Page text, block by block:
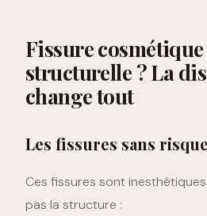
Fissure
structurelle ? La
change tout
Les fissures sans risque
Ces fissures sont
pas la structure :